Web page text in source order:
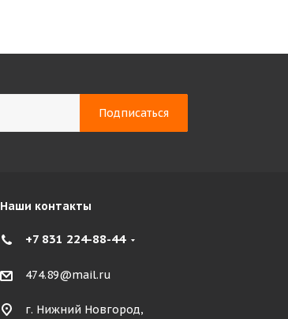
Наши контакты
+7 831 224-88-44
474.89@mail.ru
г. Нижний Новгород,